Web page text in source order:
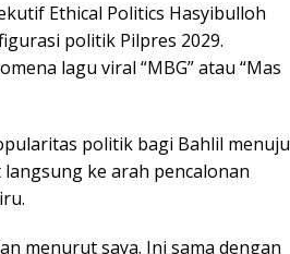
Ethical Politics Hasyibulloh
politik Pilpres 2029.
lagu viral “MBG” atau “Mas
politik bagi Bahlil menuju
ke arah pencalonan
menurut saya. Ini sama dengan